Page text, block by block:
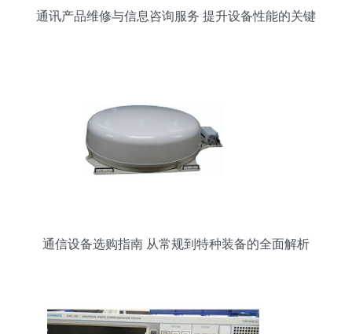
通讯产品维修与信息咨询服务 提升设备性能的关键
通信设备选购指南 从常规到特种装备的全面解析